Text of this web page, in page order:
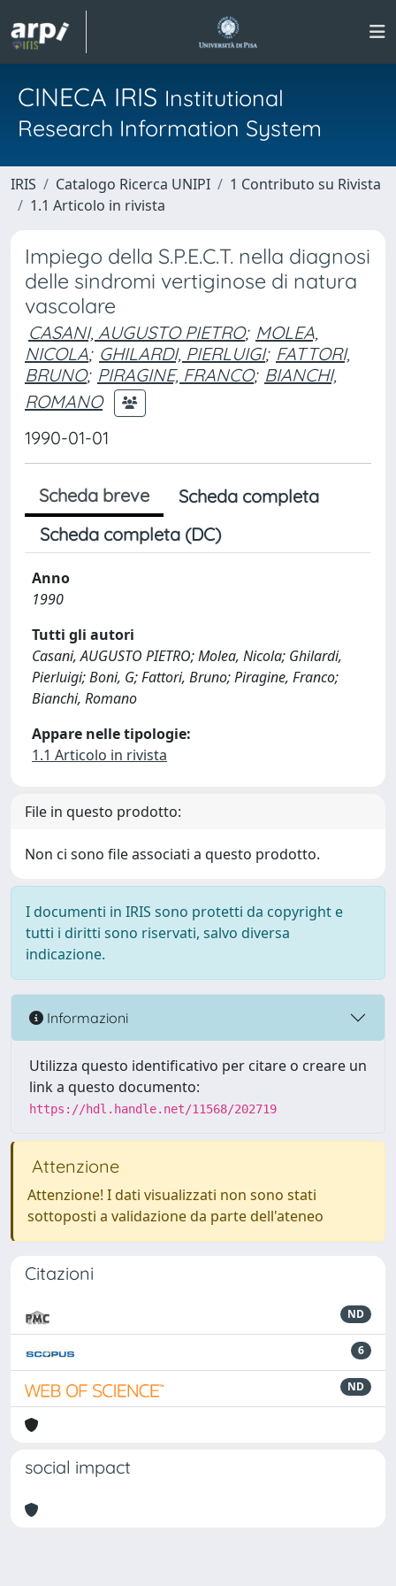
CINECA IRIS Institutional
Research Information System
IRIS Catalogo Ricerca UNIPI
1 Contributo su Rivista
1.1 Articolo in rivista
Impiego della S.P.E.C.T. nella diagnosi
delle sindromi vertiginose di natura
vascolare
CASANI, AUGUSTO PIETRO; MOLEA,
NICOLA; GHILARDI, PIERLUIGI; FATTORI,
BRUNO; PIRAGINE, FRANCO; BIANCHI,
ROMANO
1990-01-01
Scheda breve
Scheda completa
Scheda completa (DC)
Anno
1990
Tutti gli autori
Casani, AUGUSTO PIETRO; Molea, Nicola; Ghilardi,
Pierluigi; Boni, G; Fattori, Bruno; Piragine, Franco;
Bianchi, Romano
Appare nelle tipologie:
1.1 Articolo in rivista
File in questo prodotto:
Non ci sono file associati a questo prodotto.
I documenti in IRIS sono protetti da copyright e
tutti i diritti sono riservati, salvo diversa
indicazione.
Informazioni
Utilizza questo identificativo per citare o creare un
link a questo documento:
https://hdl.handle.net/11568/202719
Attenzione
Attenzione! I dati visualizzati non sono stati
sottoposti a validazione da parte dell'ateneo
Citazioni
ND
6
ND
social impact